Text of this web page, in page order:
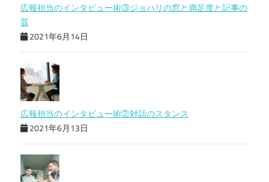
広報担当のインタビュー術③ジョハリの窓と満足度と記事の
質
2021年6月14日
広報担当のインタビュー術②対話のスタンス
2021年6月13日